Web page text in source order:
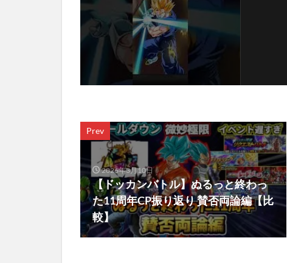
Prev
2026年3月10日
【ドッカンバトル】ぬるっと終わっ
た11周年CP振り返り 賛否両論編【比
較】